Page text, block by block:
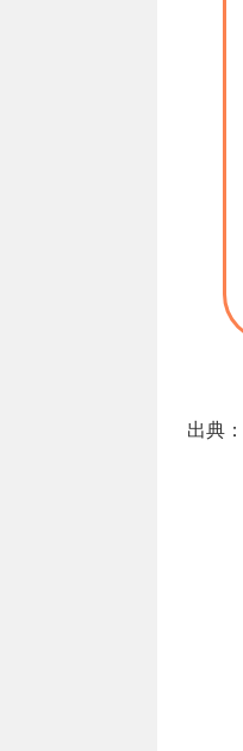
出典：